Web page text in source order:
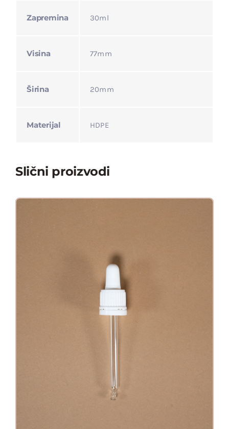
Zapremina 30ml
Visina 77mm
Širina 20mm
Materijal HDPE
Slični proizvodi